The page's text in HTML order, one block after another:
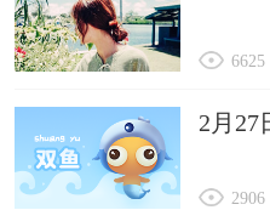
6625
2月27
2906